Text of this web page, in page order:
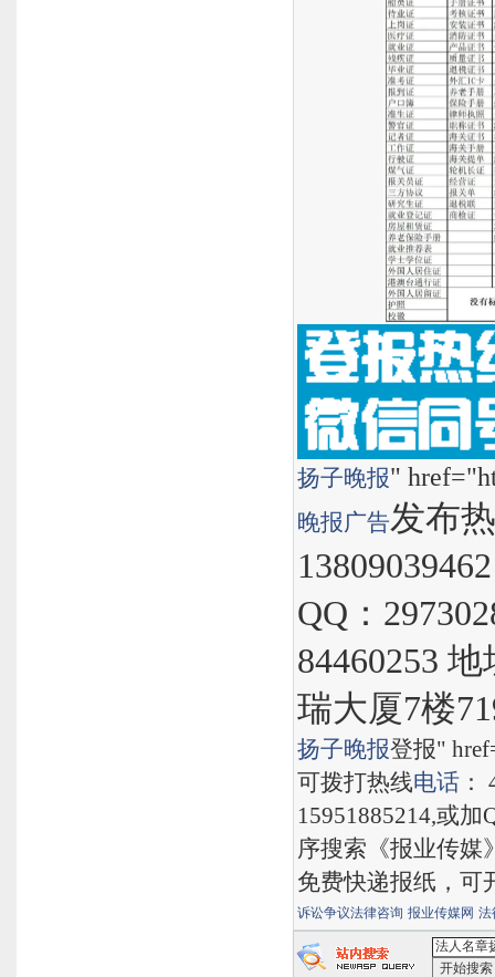
扬子晚报"
晚报广告发布
QQ：
84460253
瑞大厦7楼
扬子晚报登报"
可拨打热线电话
15951885214,或
序搜索《报业传媒
免费快递报纸，可
诉讼争议法律咨询 报业传媒网 法